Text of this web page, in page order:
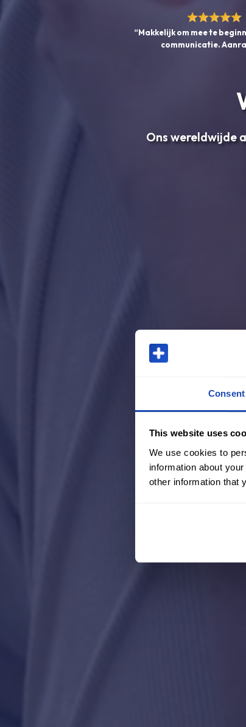
Consent
This website uses
We use cookies to
information about
other information that
“Makkelijk om mee te
communicatie.
Ons wereldwijde